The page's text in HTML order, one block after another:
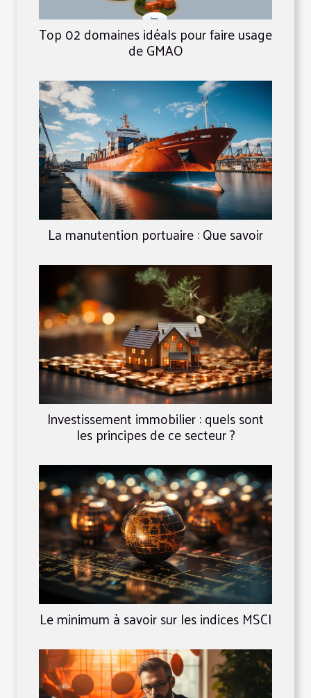
Top 02 domaines idéals pour faire usage
de GMAO
La manutention portuaire : Que savoir
Investissement immobilier : quels sont
les principes de ce secteur ?
Le minimum à savoir sur les indices MSCI